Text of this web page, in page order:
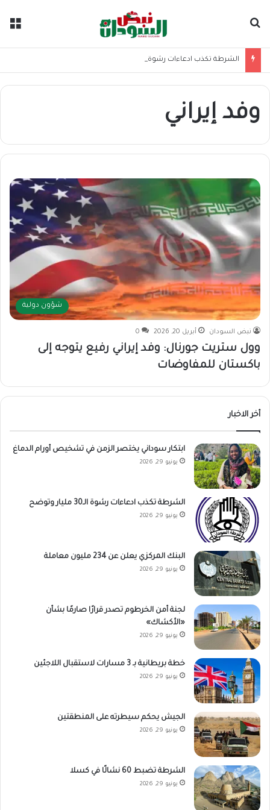
الشرطة تكذب ادعاءات رشوة الـ30 مليار وتوضح
وفد إيراني
شؤون دولية
نبض السودان أبريل 20, 2026 0
وول ستريت جورنال: وفد إيراني رفيع يتوجه إلى
باكستان للمفاوضات
أخر الاخبار
ابتكار سوداني يختصر الزمن في تشخيص أورام الدماغ
يونيو 29, 2026
الشرطة تكذب ادعاءات رشوة الـ30 مليار وتوضح
يونيو 29, 2026
البنك المركزي يعلن عن 234 مليون معاملة
يونيو 29, 2026
لجنة أمن الخرطوم تصدر قرارًا صارمًا بشأن
«الأكشاك»
يونيو 29, 2026
خطة بريطانية بـ 3 مسارات لاستقبال اللاجئين
يونيو 29, 2026
الجيش يحكم سيطرته على المنطقتين
يونيو 29, 2026
الشرطة تضبط 60 نشالًا في كسلا
يونيو 29, 2026